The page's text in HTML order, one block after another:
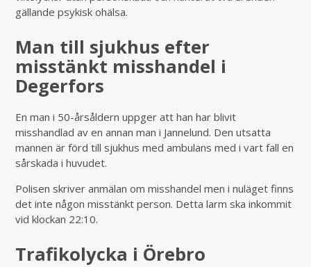
gällande psykisk ohälsa.
Man till sjukhus efter
misstänkt misshandel i
Degerfors
En man i 50-årsåldern uppger att han har blivit
misshandlad av en annan man i Jannelund. Den utsatta
mannen är förd till sjukhus med ambulans med i vart fall en
sårskada i huvudet.
Polisen skriver anmälan om misshandel men i nuläget finns
det inte någon misstänkt person. Detta larm ska inkommit
vid klockan 22:10.
Trafikolycka i Örebro